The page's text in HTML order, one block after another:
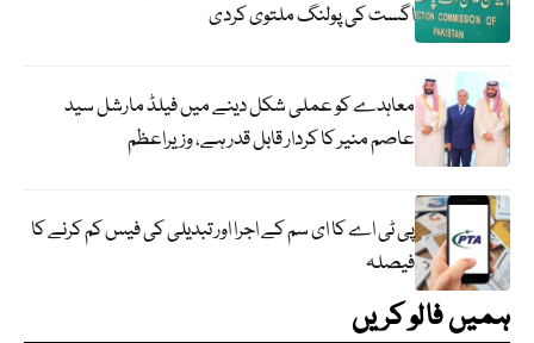
اگست کی پولنگ ملتوی کردی
معاہدے کو عملی شکل دینے میں فیلڈ مارشل سید
عاصم منیر کا کردار قابل قدر ہے، وزیراعظم
پی ٹی اے کا ای سم کے اجرا اور تبدیلی کی فیس کم کرنے کا
فیصلہ
ہمیں فالو کریں